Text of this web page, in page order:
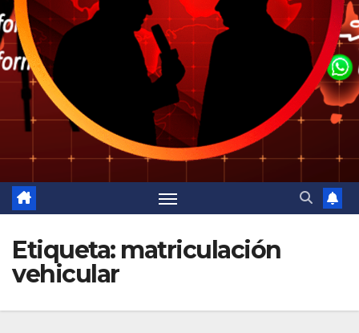
Etiqueta: matriculación
vehicular